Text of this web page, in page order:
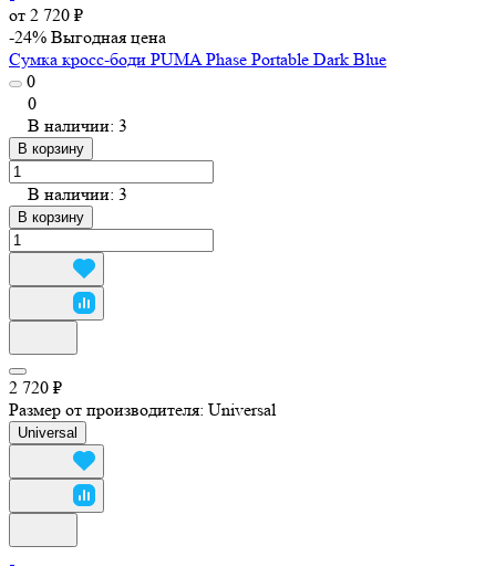
от 2 720 ₽
-24% Выгодная цена
Сумка кросс-боди PUMA Phase Portable Dark Blue
0
0
В наличии: 3
В корзину
В наличии: 3
В корзину
2 720 ₽
Размер от производителя: Universal
Universal